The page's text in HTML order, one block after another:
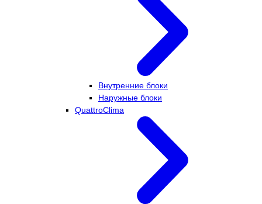
Внутренние блоки
Наружные блоки
QuattroClima